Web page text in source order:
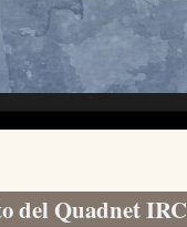
del Quadnet IRC